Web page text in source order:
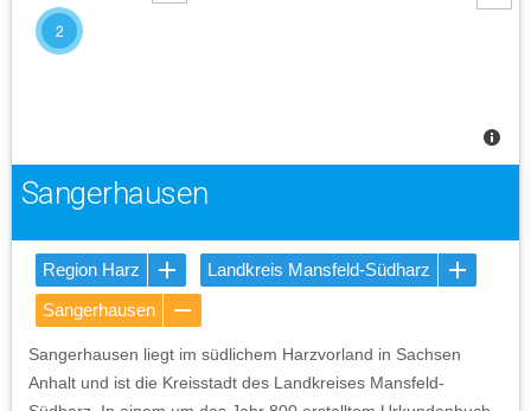
2
Sangerhausen
Region Harz
Landkreis Mansfeld-Südharz
Sangerhausen
Sangerhausen liegt im südlichem Harzvorland in Sachsen
Anhalt und ist die Kreisstadt des Landkreises Mansfeld-